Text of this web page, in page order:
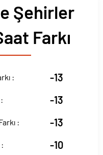
Şehirler
Farkı
: -13
-13
: -13
-10